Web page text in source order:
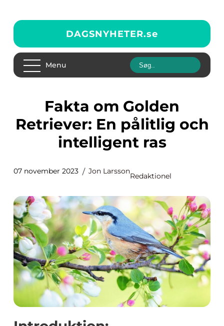
DAGSNYHETER.se
Menu
Fakta om Golden
Retriever: En pålitlig och
intelligent ras
07 november 2023 Jon Larsson
Redaktionel